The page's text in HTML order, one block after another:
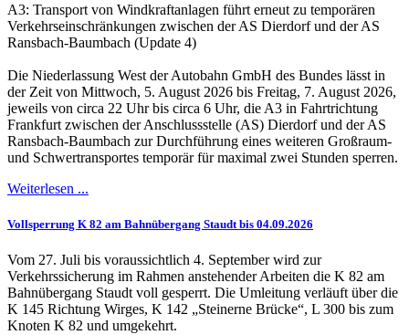
A3: Transport von Windkraftanlagen führt erneut zu temporären
Verkehrseinschränkungen zwischen der AS Dierdorf und der AS
Ransbach-Baumbach (Update 4)
Die Niederlassung West der Autobahn GmbH des Bundes lässt in
der Zeit von Mittwoch, 5. August 2026 bis Freitag, 7. August 2026,
jeweils von circa 22 Uhr bis circa 6 Uhr, die A3 in Fahrtrichtung
Frankfurt zwischen der Anschlussstelle (AS) Dierdorf und der AS
Ransbach-Baumbach zur Durchführung eines weiteren Großraum-
und Schwertransportes temporär für maximal zwei Stunden sperren.
Weiterlesen ...
Vollsperrung K 82 am Bahnübergang Staudt bis 04.09.2026
Vom 27. Juli bis voraussichtlich 4. September wird zur
Verkehrssicherung im Rahmen anstehender Arbeiten die K 82 am
Bahnübergang Staudt voll gesperrt. Die Umleitung verläuft über die
K 145 Richtung Wirges, K 142 „Steinerne Brücke“, L 300 bis zum
Knoten K 82 und umgekehrt.